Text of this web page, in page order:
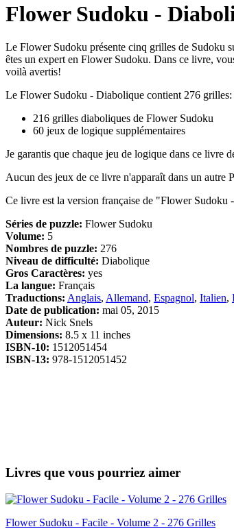
Flower Sudoku -
Le Flower Sudoku présente cinq grilles de Sudoku
êtes un expert en Flower Sudoku. Dans ce livre,
voilà avertis!
Le Flower Sudoku - Diabolique contient 276 grilles:
216 grilles diaboliques de Flower Sudoku
60 jeux de logique supplémentaires
Je garantis que chaque jeu de logique dans ce livre
Aucun des jeux de ce livre n'apparaît dans un autre
Ce livre est la version française de "Flower
Séries de puzzle: Flower Sudoku
Volume: 5
Nombres de puzzle: 276
Niveau de difficulté: Diabolique
Gros Caractères: yes
La langue: Français
Traductions: Anglais, Allemand, Espagnol, Italien,
Date de publication: mai 05, 2015
Auteur: Nick Snels
Dimensions: 8.5 x 11 inches
ISBN-10: 1512051454
ISBN-13: 978-1512051452
Livres que vous pourriez aimer
Flower Sudoku - Facile - Volume 2 - 276 Grilles